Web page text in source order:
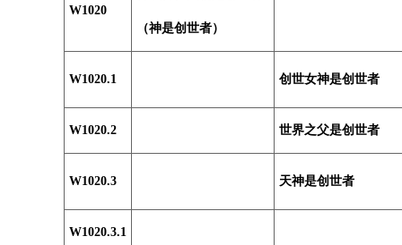
W1020
（神是创世者）
W1020.1 创世女神是创世者
W1020.2 世界之父是创世者
W1020.3 天神是创世者
W1020.3.1